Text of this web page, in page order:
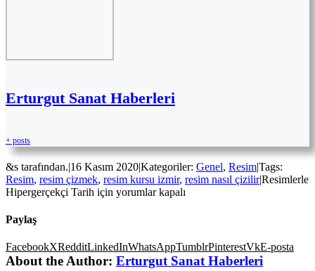
Erturgut Sanat Haberleri
+ posts
&s tarafından.|16 Kasım 2020|Kategoriler: Genel, Resim|Tags:
Resim, resim çizmek, resim kursu izmir, resim nasıl çizilir|Resimlerle
Hipergerçekçi Tarih için yorumlar kapalı
Paylaş
FacebookXRedditLinkedInWhatsAppTumblrPinterestVkE-posta
About the Author: Erturgut Sanat Haberleri